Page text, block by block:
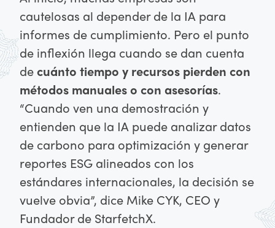
cautelosas al depender de la IA para
informes de cumplimiento. Pero el punto
de inflexión llega cuando se dan cuenta
decuánto tiempo y recursos pierden con
métodos manuales o con asesorías.
“Cuando ven una demostración y
entienden que la IA puede analizar datos
de carbono para optimización y generar
reportes ESG alineados con los
estándares internacionales, la decisión se
vuelve obvia”, dice Mike CYK, CEO y
Fundador de StarfetchX.